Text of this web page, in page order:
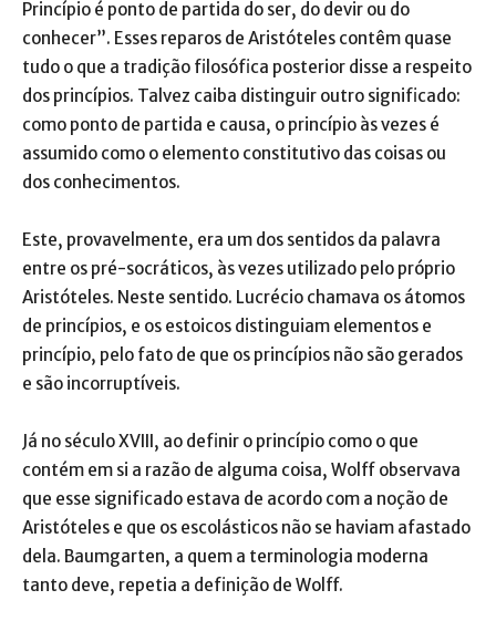
Princípio é ponto de partida do ser, do devir ou do
conhecer”. Esses reparos de Aristóteles contêm quase
tudo o que a tradição filosófica posterior disse a respeito
dos princípios. Talvez caiba distinguir outro significado:
como ponto de partida e causa, o princípio às vezes é
assumido como o elemento constitutivo das coisas ou
dos conhecimentos.
Este, provavelmente, era um dos sentidos da palavra
entre os pré-socráticos, às vezes utilizado pelo próprio
Aristóteles. Neste sentido. Lucrécio chamava os átomos
de princípios, e os estoicos distinguiam elementos e
princípio, pelo fato de que os princípios não são gerados
e são incorruptíveis.
Já no século XVIII, ao definir o princípio como o que
contém em si a razão de alguma coisa, Wolff observava
que esse significado estava de acordo com a noção de
Aristóteles e que os escolásticos não se haviam afastado
dela. Baumgarten, a quem a terminologia moderna
tanto deve, repetia a definição de Wolff.